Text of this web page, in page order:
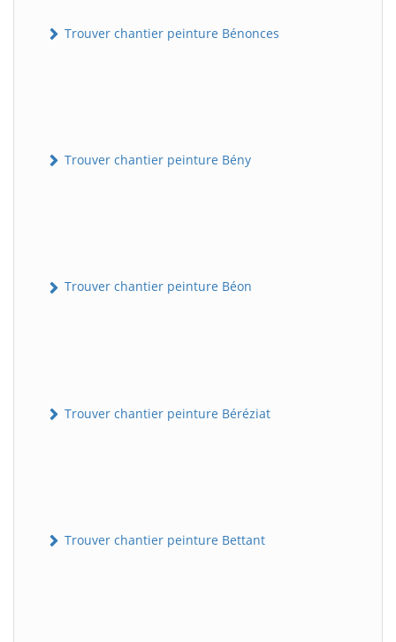
Trouver chantier peinture Bénonces
Trouver chantier peinture Bény
Trouver chantier peinture Béon
Trouver chantier peinture Béréziat
Trouver chantier peinture Bettant